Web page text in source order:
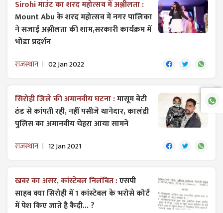
Sirohi माउंट का शरद महोत्सव में अश्लीलता :
Mount Abu के शरद महोत्सव में नगर पालिका
ने सजाई अश्लीलता की शाम,सरकारी कार्यक्रम में
भोंडा प्रदर्शन
राजस्थान 02 Jan 2022
सिरोही जिले की अमानवीय घटना :मासूम बेटी
ठंड से कांपती रही, नहीं पसीजे थानेदार, कालंद्री
पुलिस का अमानवीय चेहरा आया सामने
राजस्थान 12 Jan 2021
खबर का असर, कांस्टेबल निलंबित :एसपी
साहब क्या सिरोही में 1 कांस्टेबल के भरोसे कोर्ट
में पेश किए जाते है कैदी... ?